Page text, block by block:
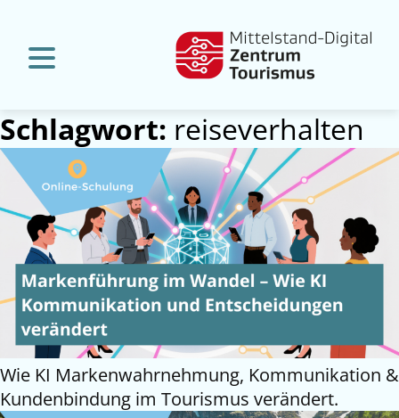
Schlagwort: reiseverhalten
Wie KI Markenwahrnehmung, Kommunikation &
Kundenbindung im Tourismus verändert.